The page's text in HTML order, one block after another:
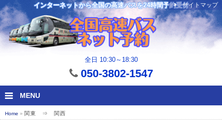
インターネットから全国の高速バスを24時間予約受付
全日 10:30～18:30
050-3802-1547
サイトマップ
MENU
Home » 関東 ⇒ 関西